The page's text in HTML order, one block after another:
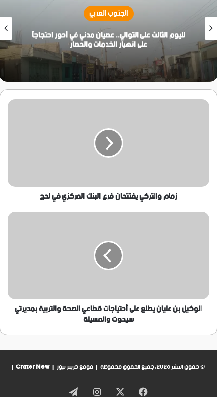
الجنوب العربي
لليوم الثالث على التوالي.. عصيان مدني في أحور احتجاجاً
على انهيار الخدمات والحصار
زمام
زمام والتركي يفتتحان فرع البنك المركزي في لحج
الوكيل
والتربية
بمديرتي
سيحوت
الوكيل بن عليان يطلع على أحتياجات قطاعي الصحة والتربية بمديرتي
سيحوت والمسيلة
© حقوق النشر 2026، جميع الحقوق محفوظة | موقع كريتر نيوز | Crater New
|
فيسبوك انستقرامتيلقرام